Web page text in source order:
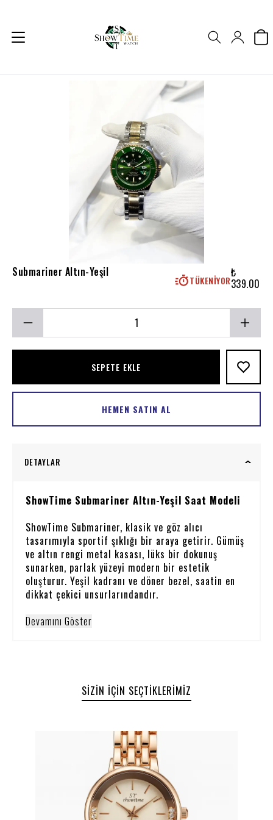
Submariner Altın-Yeşil
TÜKENIYOR
₺
339.00
SEPETE EKLE
HEMEN SATIN AL
DETAYLAR
ShowTime Submariner Altın-Yeşil Saat Modeli
ShowTime Submariner, klasik ve göz alıcı
tasarımıyla sportif şıklığı bir araya getirir. Gümüş
ve altın rengi metal kasası, lüks bir dokunuş
sunarken, parlak yüzeyi modern bir estetik
oluşturur. Yeşil kadranı ve döner bezel, saatin en
dikkat çekici unsurlarındandır.
Devamını Göster
SIZIN İÇIN SEÇTIKLERIMIZ